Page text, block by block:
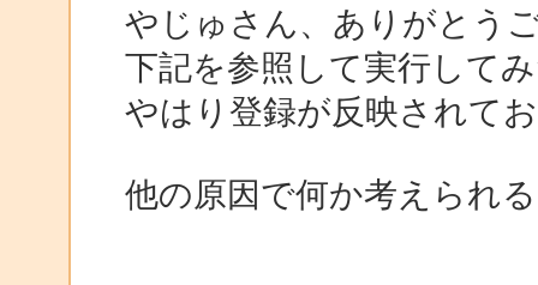
やじゅさん、ありがとう
下記を参照して実行して
やはり登録が反映されて
他の原因で何か考えられ